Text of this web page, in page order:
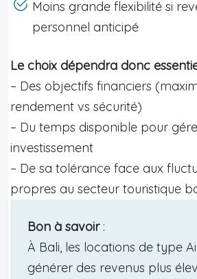
Moins grande flexibilité si
personnel anticipé
Le choix dépendra donc
– Des objectifs financiers
rendement vs sécurité)
– Du temps disponible pour
investissement
– De sa tolérance face aux
propres au secteur touristique
Bon à savoir:
À Bali, les locations de type
générer des revenus plus